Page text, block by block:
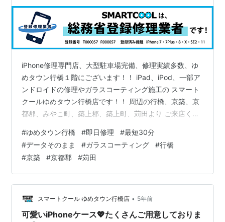
iPhone修理専門店、大型駐車場完備、修理実績多数、ゆ
めタウン行橋１階にございます！！ iPad、iPod、一部ア
ンドロイドの修理やガラスコーティング施工の スマート
クールゆめタウン行橋店です！！ 周辺の行橋、京築、京
都郡、みやこ町、築上郡、築上町、苅田より ご来店くだ
をどうぞ！ ＊＊＊＊＊＊＊＊＊＊＊＊＊＊＊＊＊＊＊＊
＊＊＊＊＊＊＊＊＊＊＊＊＊＊＊＊＊＊＊＊＊＊＊＊＊
＊＊＊ 今回は、androidのガラスコーティング施工でご
来店いただきました！！ たまたま通りがかりでガラスコ
ーティングに興味を持っていただけました！ 他のところ
で店頭で実演…
#ゆめタウン行橋 #即日修理 #最短30分
#データそのまま #ガラスコーティング #行橋
#京築 #京都郡 #苅田
スマートクール ゆめタウン行橋店 • 5年前
可愛いiPhoneケース💖たくさんご用意しておりま